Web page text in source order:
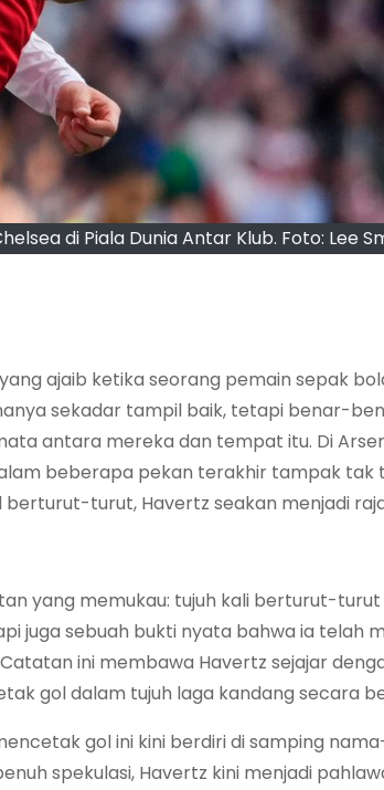
di Piala Dunia Antar Klub. Foto: Lee
ajaib ketika seorang pemain sepak
sekadar tampil baik, tetapi benar-
antara mereka dan tempat itu. Di
beberapa pekan terakhir tampak tak
turut, Havertz seakan menjadi
yang memukau: tujuh kali berturut-
juga sebuah bukti nyata bahwa ia telah
ini membawa Havertz sejajar
gol dalam tujuh laga kandang secara
gol ini kini berdiri di samping
spekulasi, Havertz kini menjadi